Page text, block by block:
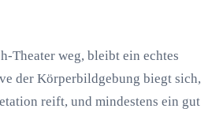
Theater weg, bleibt ein echtes
der Körperbildgebung biegt sich,
reift, und mindestens ein gut